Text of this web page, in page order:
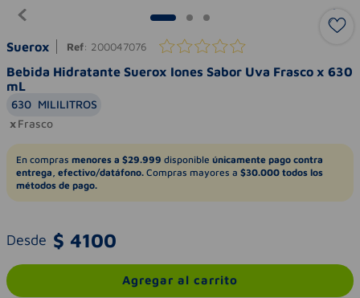
Suerox Ref: 200047076
Bebida Hidratante Suerox Iones Sabor Uva Frasco x 630
mL
630 MILILITROS
Frasco
En compras menores a $29.999 disponible únicamente pago contra
entrega, efectivo/datáfono. Compras mayores a $30.000 todos los
métodos de pago.
Desde $ 4100
Agregar al carrito